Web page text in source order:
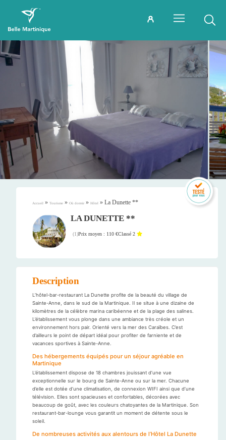
Accueil » Tourisme » Où dormir » Hôtel » La Dunette **
LA DUNETTE **
(1)Prix moyen : 110 €Classé 2
Description
L’hôtel-bar-restaurant La Dunette profite de la beauté du village de
Sainte-Anne, dans le sud de la Martinique. Il se situe à une dizaine de
kilomètres de la célèbre marina caribéenne et de la plage des salines.
L’établissement vous plonge dans une ambiance très créole et un
environnement hors pair. Orienté vers la mer des Caraïbes. C’est
d’ailleurs le point de départ idéal pour profiter de farniente et de
vacances sportives à Sainte-Anne.
Des hébergements équipés pour un séjour agréable en
Martinique
L’établissement dispose de 18 chambres jouissant d’une vue
exceptionnelle sur le bourg de Sainte-Anne ou sur la mer. Chacune
d’elle est dotée d’une climatisation, de connexion WIFI ainsi que d’une
télévision. Elles sont spacieuses et confortables, décorées avec
beaucoup de goût, avec les couleurs chatoyantes de la Martinique. Son
restaurant-bar-lounge vous garantit un moment de détente sous le
soleil.
De nombreuses activités aux alentours de l’Hôtel La Dunette